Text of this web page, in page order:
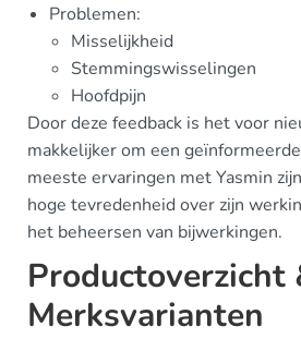
Problemen:
Misselijkheid
Stemmingswisselingen
Hoofdpijn
Door deze feedback is het voor
makkelijker om een
meeste ervaringen met Yasmin
hoge tevredenheid over zijn
het beheersen van bijwerkingen.
Productoverzicht
Merksvarianten